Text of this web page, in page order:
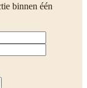
binnen één